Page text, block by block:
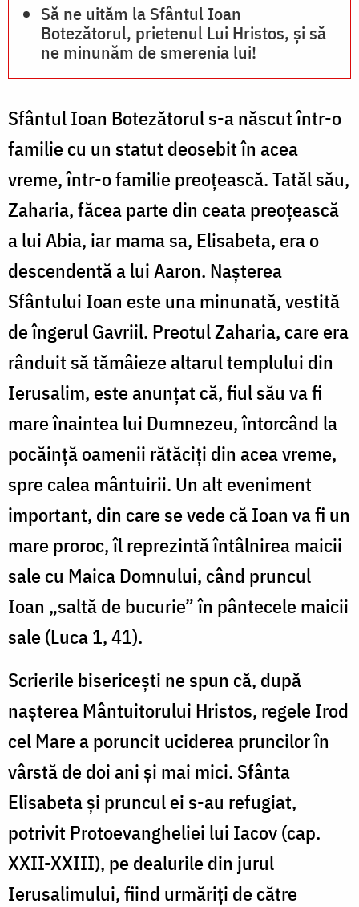
Să ne uităm la Sfântul Ioan
Botezătorul, prietenul Lui Hristos, și să
ne minunăm de smerenia lui!
Sfântul Ioan Botezătorul s-a născut într-o
familie cu un statut deosebit în acea
vreme, într-o familie preoțească. Tatăl său,
Zaharia, făcea parte din ceata preoțească
a lui Abia, iar mama sa, Elisabeta, era o
descendentă a lui Aaron. Nașterea
Sfântului Ioan este una minunată, vestită
de îngerul Gavriil. Preotul Zaharia, care era
rânduit să tămâieze altarul templului din
Ierusalim, este anunțat că, fiul său va fi
mare înaintea lui Dumnezeu, întorcând la
pocăință oamenii rătăciți din acea vreme,
spre calea mântuirii. Un alt eveniment
important, din care se vede că Ioan va fi un
mare proroc, îl reprezintă întâlnirea maicii
sale cu Maica Domnului, când pruncul
Ioan „saltă de bucurie” în pântecele maicii
sale (Luca 1, 41).
Scrierile bisericești ne spun că, după
nașterea Mântuitorului Hristos, regele Irod
cel Mare a poruncit uciderea pruncilor în
vârstă de doi ani și mai mici. Sfânta
Elisabeta și pruncul ei s-au refugiat,
potrivit Protoevangheliei lui Iacov (cap.
XXII-XXIII), pe dealurile din jurul
Ierusalimului, fiind urmăriți de către